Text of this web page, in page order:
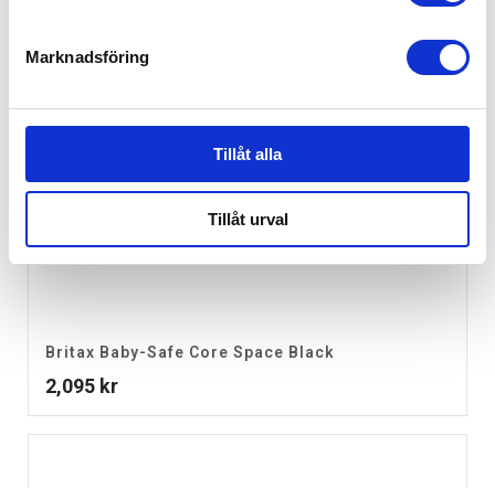
Marknadsföring
Tillåt alla
Tillåt urval
Britax Baby-Safe Core Space Black
2,095 kr